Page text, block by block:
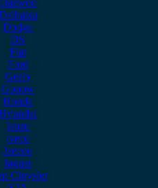
Daewoo
Dodge
DS
Fiat
Ford
Geely
Gonow
Honda
Isuzu
iveco
Jaecoo
Jaguar
Chrysler